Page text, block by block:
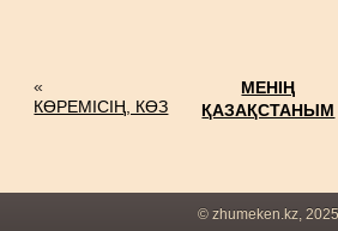
«
КӨРЕМІСІҢ, КӨЗ
МЕНІҢ
ҚАЗАҚСТАНЫМ
© zhumeken.kz, 2025